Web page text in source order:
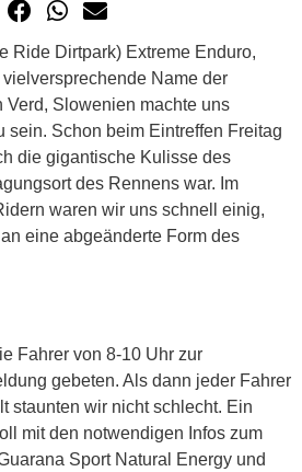
Ride Dirtpark) Extreme Enduro,
Name der
Verd, Slowenien machte uns
sein. Schon beim Eintreffen Freitag
die gigantische Kulisse des
des Rennens war. Im
waren wir uns schnell einig,
eine abgeänderte Form des
Fahrer von 8-10 Uhr zur
gebeten. Als dann jeder Fahrer
staunten wir nicht schlecht. Ein
mit den notwendigen Infos zum
Sport Natural Energy und